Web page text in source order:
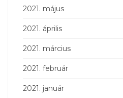
2021. május
2021. április
2021. március
2021. február
2021. január